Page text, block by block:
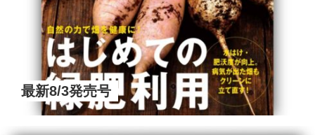
最新8/3発売号